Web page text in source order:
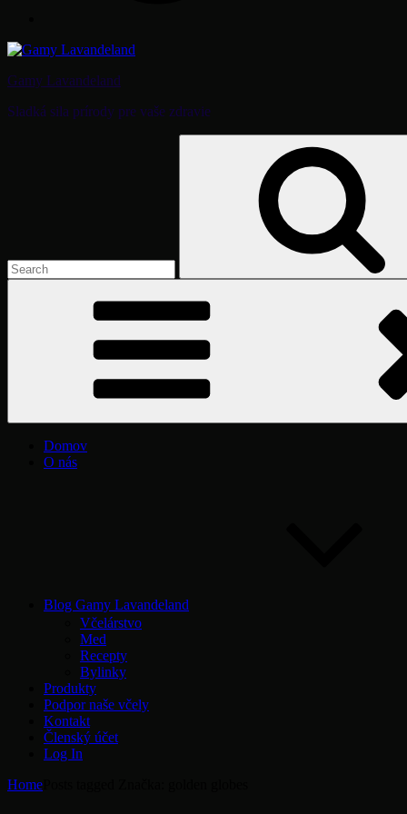
Gamy Lavandeland
Sladká sila prírody pre vaše zdravie
Domov
O nás
Blog Gamy Lavandeland
Včelárstvo
Med
Recepty
Bylinky
Produkty
Podpor naše včely
Kontakt
Členský účet
Log In
Home